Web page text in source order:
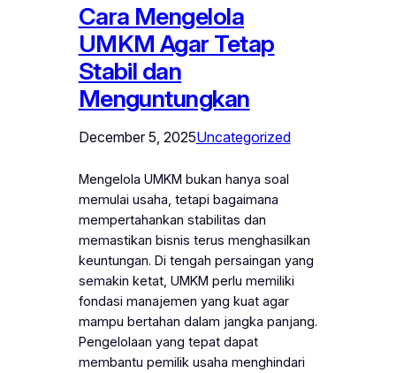
Cara Mengelola
UMKM Agar Tetap
Stabil dan
Menguntungkan
December 5, 2025Uncategorized
Mengelola UMKM bukan hanya soal
memulai usaha, tetapi bagaimana
mempertahankan stabilitas dan
memastikan bisnis terus menghasilkan
keuntungan. Di tengah persaingan yang
semakin ketat, UMKM perlu memiliki
fondasi manajemen yang kuat agar
mampu bertahan dalam jangka panjang.
Pengelolaan yang tepat dapat
membantu pemilik usaha menghindari